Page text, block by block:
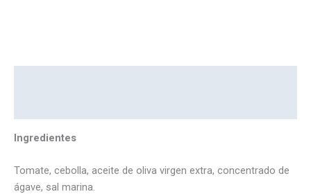
Ingredientes
Tomate, cebolla, aceite de oliva virgen extra, concentrado de
ágave, sal marina.